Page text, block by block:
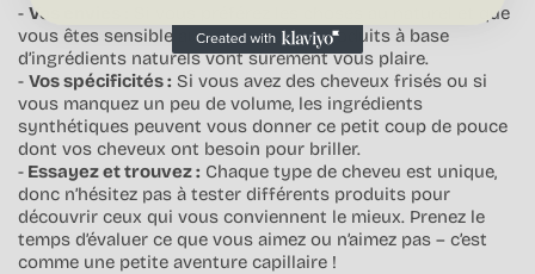
- Vos envies :
Si vous préférez les choses au naturel et que
vous êtes sensible aux allergies, les produits à base
d’ingrédients naturels vont sûrement vous plaire.
- Vos spécificités : Si vous avez des cheveux frisés ou si
vous manquez un peu de volume, les ingrédients
synthétiques peuvent vous donner ce petit coup de pouce
dont vos cheveux ont besoin pour briller.
- Essayez et trouvez : Chaque type de cheveu est unique,
donc n’hésitez pas à tester différents produits pour
découvrir ceux qui vous conviennent le mieux. Prenez le
temps d’évaluer ce que vous aimez ou n’aimez pas – c’est
comme une petite aventure capillaire !